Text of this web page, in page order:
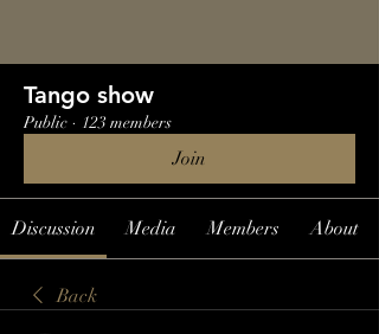
Tango show
Public · 123 members
Join
Discussion Media Members About
Back